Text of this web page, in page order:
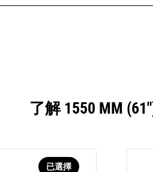
了解 1550 MM
已選擇